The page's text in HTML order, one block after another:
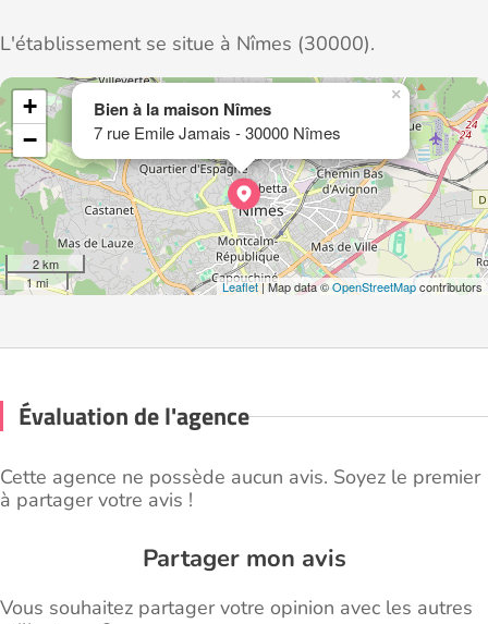
L'établissement se situe à Nîmes (30000).
Bien à la maison Nîmes
7 rue Emile Jamais - 30000 Nîmes
×
+
−
2 km
1 mi
Leaflet| Map data ©OpenStreetMapcontributors
Évaluation de l'agence
Cette agence ne possède aucun avis. Soyez le premier
à partager votre avis !
Partager mon avis
Vous souhaitez partager votre opinion avec les autres